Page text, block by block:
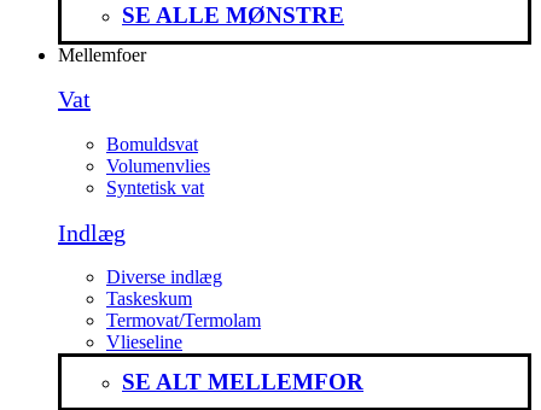
SE ALLE MØNSTRE
Mellemfoer
Vat
Bomuldsvat
Volumenvlies
Syntetisk vat
Indlæg
Diverse indlæg
Taskeskum
Termovat/Termolam
Vlieseline
SE ALT MELLEMFOR